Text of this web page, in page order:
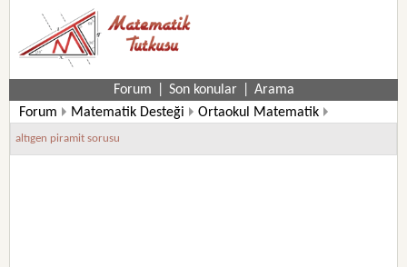
Forum Son konular
Arama
Forum
Matematik Desteği
Ortaokul Matematik
8. Sınıf Matematik Soruları
altıgen piramit sorusu